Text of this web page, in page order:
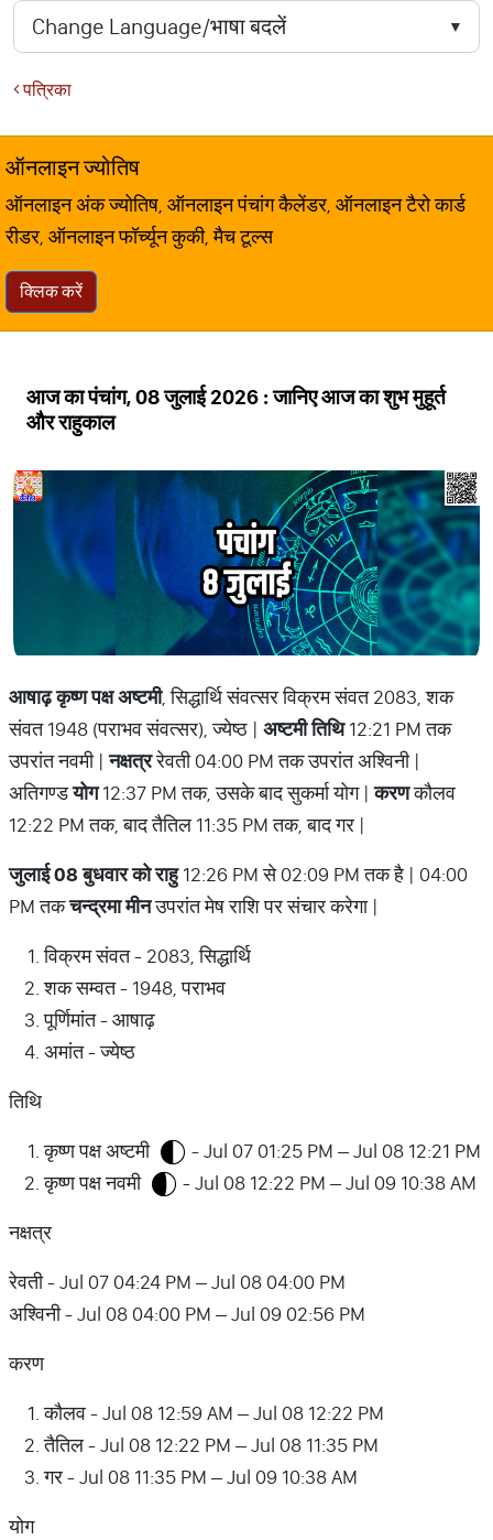
पत्रिका
ऑनलाइन ज्योतिष
ऑनलाइन अंक ज्योतिष, ऑनलाइन पंचांग कैलेंडर, ऑनलाइन टैरो कार्ड
रीडर, ऑनलाइन फॉर्च्यून कुकी, मैच टूल्स
क्लिक करें
आज का पंचांग, 08 जुलाई 2026 : जानिए आज का शुभ मुहूर्त
और राहुकाल
आषाढ़ कृष्ण पक्ष अष्टमी, सिद्धार्थि संवत्सर विक्रम संवत 2083, शक
संवत 1948 (पराभव संवत्सर), ज्येष्ठ | अष्टमी तिथि12:21 PM तक
उपरांत नवमी |नक्षत्ररेवती 04:00 PM तक उपरांत अश्विनी |
अतिगण्डयोग12:37 PM तक, उसके बाद सुकर्मा योग |करणकौलव
12:22 PM तक, बाद तैतिल 11:35 PM तक, बाद गर |
जुलाई 08 बुधवार को राहु12:26 PM से 02:09 PM तक है | 04:00
PM तकचन्द्रमा मीनउपरांत मेष राशि पर संचार करेगा |
विक्रम संवत - 2083, सिद्धार्थि
शक सम्वत - 1948, पराभव
पूर्णिमांत - आषाढ़
अमांत - ज्येष्ठ
तिथि
कृष्ण पक्ष अष्टमी
- Jul 07 01:25 PM – Jul 08 12:21 PM
कृष्ण पक्ष नवमी
- Jul 08 12:22 PM – Jul 09 10:38 AM
नक्षत्र
रेवती - Jul 07 04:24 PM – Jul 08 04:00 PM
अश्विनी - Jul 08 04:00 PM – Jul 09 02:56 PM
करण
कौलव - Jul 08 12:59 AM – Jul 08 12:22 PM
तैतिल - Jul 08 12:22 PM – Jul 08 11:35 PM
गर - Jul 08 11:35 PM – Jul 09 10:38 AM
योग